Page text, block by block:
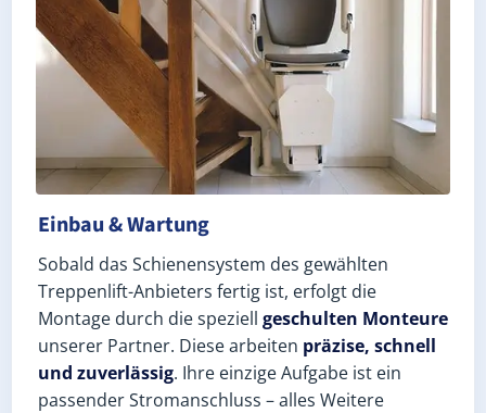
Einbau & Wartung
Sobald das Schienensystem des gewählten
Treppenlift-Anbieters fertig ist, erfolgt die
Montage durch die speziell geschulten Monteure
unserer Partner. Diese arbeiten präzise, schnell
und zuverlässig. Ihre einzige Aufgabe ist ein
passender Stromanschluss – alles Weitere